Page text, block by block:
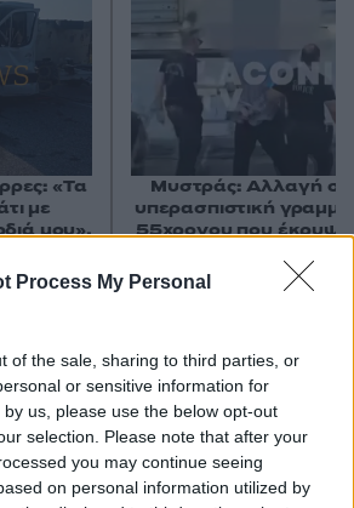
Process My Personal
of the sale, sharing to third parties, or
or sensitive information for
us, please use the below opt-out
selection. Please note that after your
you may continue seeing
on personal information utilized by
«Τα
με
μου»,
τροχαίο
Μυστράς: Αλλαγή
υπερασπιστική
55χρονου που έκρυψε
καταψύκτη – Η
στους γονείς και η